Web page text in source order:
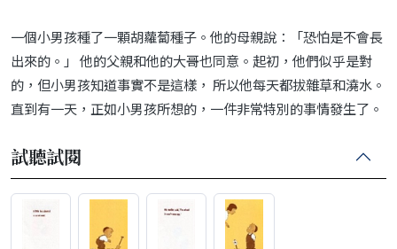
一個小男孩種了一顆胡蘿蔔種子。他的母親說：「恐怕是不會長
出來的。」 他的父親和他的大哥也同意。起初，他們似乎是對
的，但小男孩知道事實不是這樣， 所以他每天都拔雜草和澆水。
直到有一天，正如小男孩所想的，一件非常特別的事情發生了。
試聽試閱